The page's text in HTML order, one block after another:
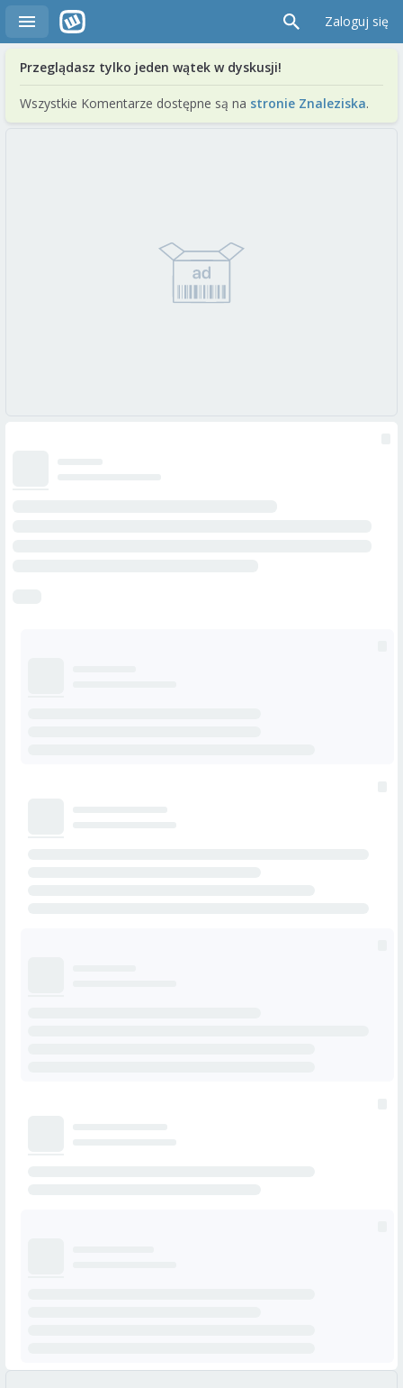
Zaloguj się
Przeglądasz tylko jeden wątek w dyskusji!
Wszystkie Komentarze dostępne są na stronie Znaleziska.